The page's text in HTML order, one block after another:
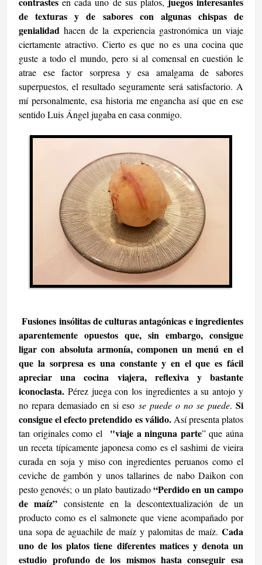
de texturas y de sabores con algunas chispas de
genialidad hacen de la experiencia gastronómica un viaje
ciertamente atractivo. Cierto es que no es una cocina que
guste a todo el mundo, pero si al comensal en cuestión le
atrae ese factor sorpresa y esa amalgama de sabores
superpuestos, el resultado seguramente será satisfactorio. A
mí personalmente, esa historia me engancha así que en ese
sentido Luis Ángel jugaba en casa conmigo.
Fusiones insólitas de culturas antagónicas e ingredientes
aparentemente opuestos que, sin embargo, consigue
ligar con absoluta armonía, componen un menú en el
que la sorpresa es una constante y en el que es fácil
apreciar una cocina viajera, reflexiva y bastante
iconoclasta. Pérez juega con los ingredientes a su antojo y
no repara demasiado en si eso se puede o no se puede. Si
consigue el efecto pretendido es válido.Así presenta platos
tan originales como el
"viaje a ninguna parte” que aúna
un receta típicamente japonesa como es el sashimi de vieira
curada en soja y miso con ingredientes peruanos como el
ceviche de gambón y unos tallarines de nabo Daikon con
pesto genovés; oun plato bautizado“Perdido en un campo
de maíz” consistente en la descontextualización de un
producto como es el salmonete que viene acompañado por
una sopa de aguachile de maíz y palomitas de maíz. Cada
uno de los platos tiene diferentes matices y denota un
estudio profundo de los mismos hasta conseguir esa